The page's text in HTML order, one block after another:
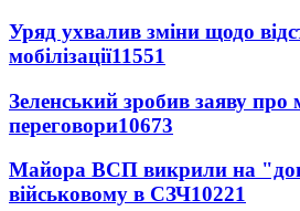
Уряд ухвалив зміни щодо
мобілізації11551
Зеленський зробив заяву про
переговори10673
Майора ВСП викрили на
військовому в СЗЧ10221